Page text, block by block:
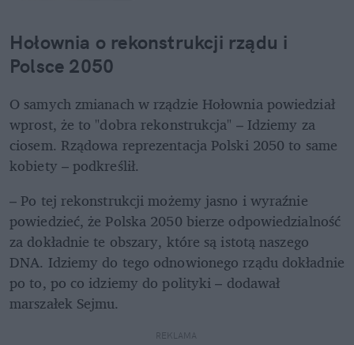
Hołownia o rekonstrukcji rządu i
Polsce 2050
O samych zmianach w rządzie Hołownia powiedział
wprost, że to "dobra rekonstrukcja" – Idziemy za
ciosem. Rządowa reprezentacja Polski 2050 to same
kobiety – podkreślił.
– Po tej rekonstrukcji możemy jasno i wyraźnie
powiedzieć, że Polska 2050 bierze odpowiedzialność
za dokładnie te obszary, które są istotą naszego
DNA. Idziemy do tego odnowionego rządu dokładnie
po to, po co idziemy do polityki – dodawał
marszałek Sejmu.
REKLAMA